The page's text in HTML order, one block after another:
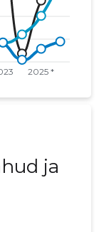
ja